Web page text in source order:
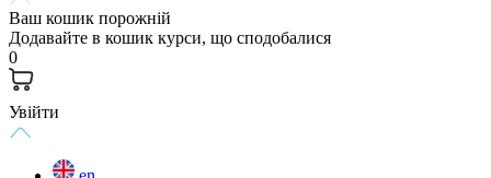
Ваш кошик порожній
Додавайте в кошик курси, що сподобалися
0
Увійти